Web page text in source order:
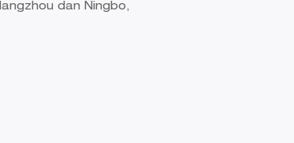
dan Ningbo,